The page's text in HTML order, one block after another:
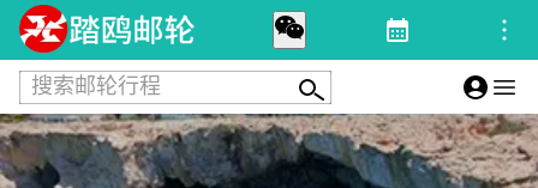
搜索邮轮行程